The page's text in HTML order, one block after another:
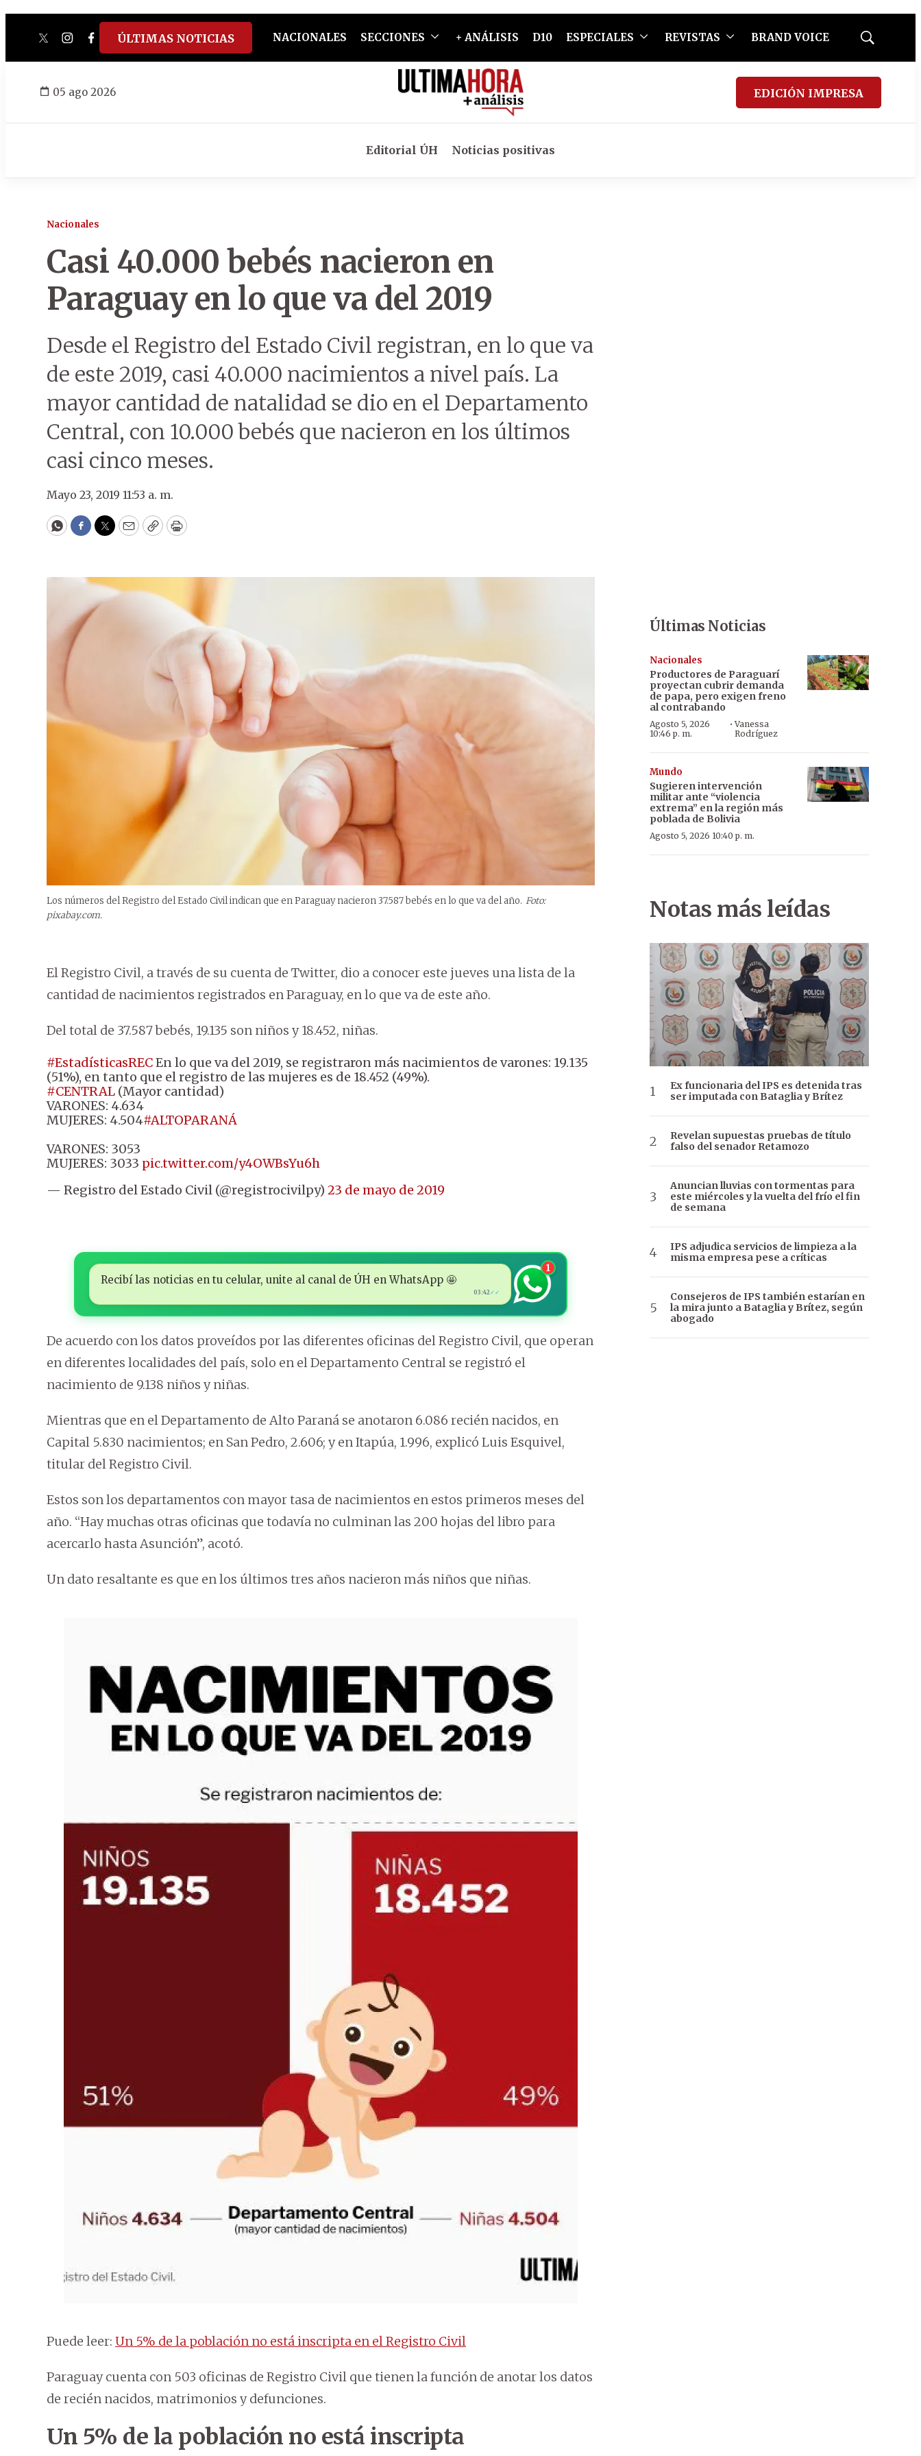
twitterinstagram
facebook
tiktokyoutube
spotify
ÚLTIMAS NOTICIAS NACIONALES SECCIONES + ANÁLISIS D10 ESPECIALES REVISTAS BRAND VOICE
Mostrar
05 ago 2026 EDICIÓN IMPRESA
Editorial ÚH Noticias positivas
Nacionales
Casi 40.000 bebés nacieron en
Paraguay en lo que va del 2019
Desde el Registro del Estado Civil registran, en lo que va
de este 2019, casi 40.000 nacimientos a nivel país. La
mayor cantidad de natalidad se dio en el Departamento
Central, con 10.000 bebés que nacieron en los últimos
casi cinco meses.
Mayo 23, 2019 11:53 a. m.
WhatsApp
Facebook
Twitter
EmailCopyPrint
Los números del Registro del Estado Civil indican que en Paraguay nacieron 37.587 bebés en lo que va del año. Foto:
pixabay.com.
El Registro Civil, a través de su cuenta de Twitter, dio a conocer este jueves una lista de la
cantidad de nacimientos registrados en Paraguay, en lo que va de este año.
Del total de 37.587 bebés, 19.135 son niños y 18.452, niñas.
#EstadísticasRECEn lo que va del 2019, se registraron más nacimientos de varones: 19.135
(51%), en tanto que el registro de las mujeres es de 18.452 (49%).
#CENTRAL (Mayor cantidad)
VARONES: 4.634
MUJERES: 4.504#ALTOPARANÁ
VARONES: 3053
MUJERES: 3033 pic.twitter.com/y4OWBsYu6h
— Registro del Estado Civil (@registrocivilpy) 23 de mayo de 2019
Recibí las noticias en tu celular, unite al canal de ÚH en WhatsApp 🤩
03:42✓✓
1
De acuerdo con los datos proveídos por las diferentes oficinas del Registro Civil, que operan
en diferentes localidades del país, solo en el Departamento Central se registró el
nacimiento de 9.138 niños y niñas.
Mientras que en el Departamento de Alto Paraná se anotaron 6.086 recién nacidos, en
Capital 5.830 nacimientos; en San Pedro, 2.606; y en Itapúa, 1.996, explicó Luis Esquivel,
titular del Registro Civil.
Estos son los departamentos con mayor tasa de nacimientos en estos primeros meses del
año. “Hay muchas otras oficinas que todavía no culminan las 200 hojas del libro para
acercarlo hasta Asunción”, acotó.
Un dato resaltante es que en los últimos tres años nacieron más niños que niñas.
Puede leer: Un 5% de la población no está inscripta en el Registro Civil
Paraguay cuenta con 503 oficinas de Registro Civil que tienen la función de anotar los datos
de recién nacidos, matrimonios y defunciones.
Un 5% de la población no está inscripta
Últimas Noticias
Nacionales
Productores de Paraguarí
proyectan cubrir demanda
de papa, pero exigen freno
al contrabando
Agosto 5, 2026
10:46 p. m.
·Vanessa
Rodríguez
Mundo
Sugieren intervención
militar ante “violencia
extrema” en la región más
poblada de Bolivia
Agosto 5, 2026 10:40 p. m.
Notas más leídas
Ex funcionaria del IPS es detenida tras
ser imputada con Bataglia y Brítez
Revelan supuestas pruebas de título
falso del senador Retamozo
Anuncian lluvias con tormentas para
este miércoles y la vuelta del frío el fin
de semana
IPS adjudica servicios de limpieza a la
misma empresa pese a críticas
Consejeros de IPS también estarían en
la mira junto a Bataglia y Brítez, según
abogado